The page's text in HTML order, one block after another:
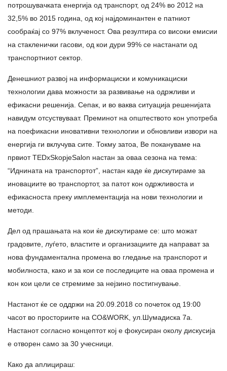
потрошувачката енергија од транспорт, од 24% во 2012 на
32,5% во 2015 година, од кој најдоминантен е патниот
сообраќај со 97% вклученост. Ова резултира со високи емисии
на стакленички гасови, од кои дури 99% се настанати од
транспортниот сектор.
Денешниот развој на информациски и комуникациски
технологии дава можности за развивање на одржливи и
ефикасни решенија. Сепак, и во ваква ситуација решенијата
навидум отсуствуваат. Преминот на општеството кон употреба
на поефикасни иновативни технологии и обновливи извори на
енергија ги вклучува сите. Токму затоа, Ве покануваме на
првиот TEDxSkopjeSalon настан за оваа сезона на тема:
“Иднината на транспортот”, настан каде ќе дискутираме за
иновациите во транспортот, за патот кон одржливоста и
ефикасноста преку имплементација на нови технологии и
методи.
Дел од прашањата на кои ќе дискутираме се: што можат
градовите, луѓето, властите и организациите да направат за
нова фундаментална промена во гледање на транспорот и
мобилноста, како и за кои се последиците на оваа промена и
кон кои цели се стремиме за нејзино постигнување.
Настанот ќе се оддржи на 20.09.2018 со почеток од 19:00
часот во просториите на CO&WORK, ул.Шумадиска 7а.
Настанот согласно концептот кој е фокусиран околу дискусија
е отворен само за 30 учесници.
Како да аплицираш: